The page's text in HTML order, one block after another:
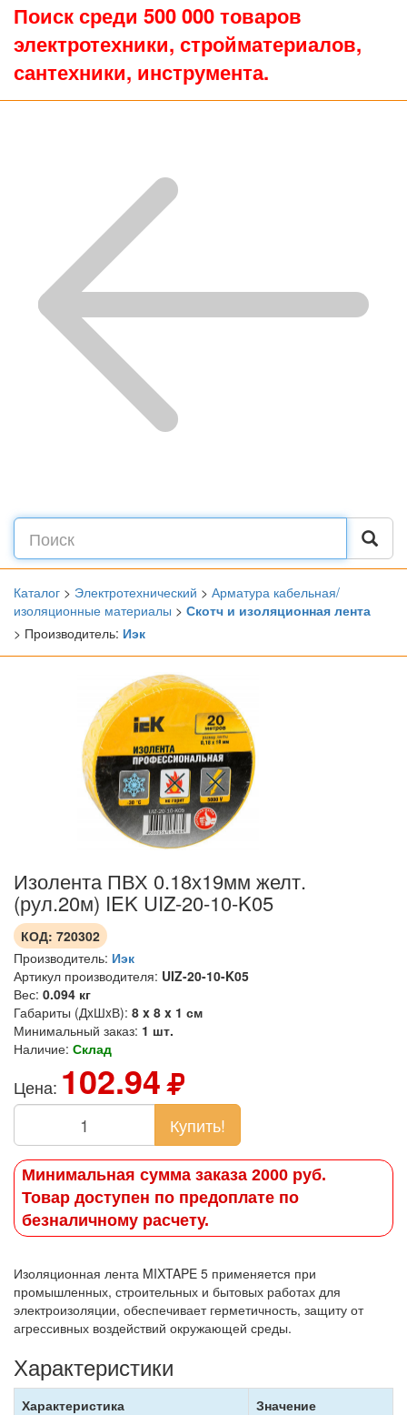
Поиск среди 500 000 товаров
электротехники, стройматериалов,
сантехники, инструмента.
Каталог > Электротехнический > Арматура кабельная/
изоляционные материалы > Скотч и изоляционная лента
> Производитель: Иэк
Изолента ПВХ 0.18х19мм желт.
(рул.20м) IEK UIZ-20-10-K05
КОД: 720302
Производитель: Иэк
Артикул производителя: UIZ-20-10-K05
Вес: 0.094 кг
Габариты (ДxШxВ): 8 x 8 x 1 см
Минимальный заказ: 1 шт.
Наличие: Склад
Цена: 102.94
Купить!
Минимальная сумма заказа 2000 руб.
Товар доступен по предоплате по
безналичному расчету.
Изоляционная лента MIXTAPE 5 применяется при
промышленных, строительных и бытовых работах для
электроизоляции, обеспечивает герметичность, защиту от
агрессивных воздействий окружающей среды.
Характеристики
Характеристика
Значение